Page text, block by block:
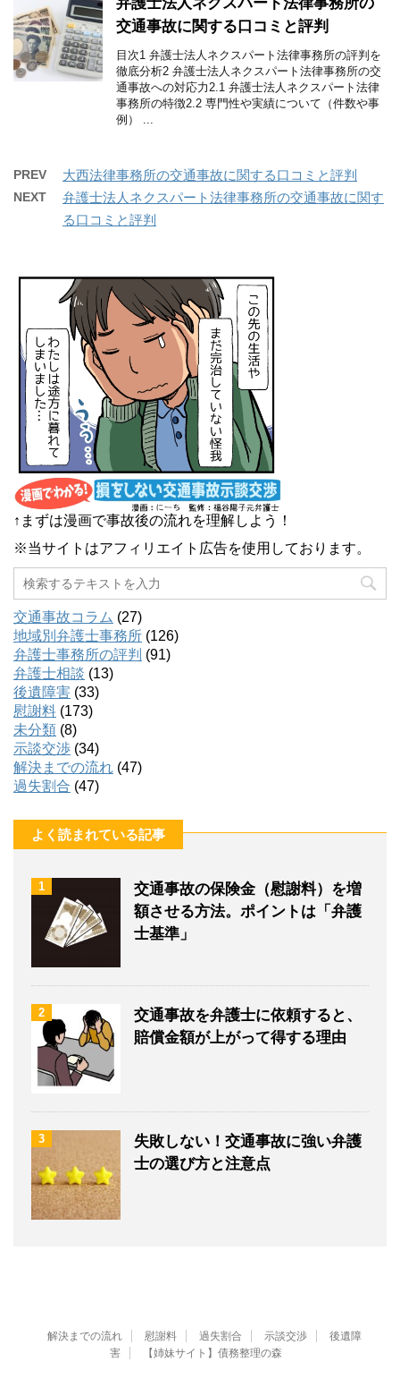
弁護士法人ネクスパート法律事務所の
交通事故に関する口コミと評判
目次1 弁護士法人ネクスパート法律事務所の評判を
徹底分析2 弁護士法人ネクスパート法律事務所の交
通事故への対応力2.1 弁護士法人ネクスパート法律
事務所の特徴2.2 専門性や実績について（件数や事
例） ...
PREV 大西法律事務所の交通事故に関する口コミと評判
NEXT
弁護士法人ネクスパート法律事務所の交通事故に関す
る口コミと評判
↑まずは漫画で事故後の流れを理解しよう！
※当サイトはアフィリエイト広告を使用しております。
交通事故コラム (27)
地域別弁護士事務所 (126)
弁護士事務所の評判 (91)
弁護士相談 (13)
後遺障害 (33)
慰謝料 (173)
未分類 (8)
示談交渉 (34)
解決までの流れ (47)
過失割合 (47)
よく読まれている記事
1
交通事故の保険金（慰謝料）を増
額させる方法。ポイントは「弁護
士基準」
2
交通事故を弁護士に依頼すると、
賠償金額が上がって得する理由
3
失敗しない！交通事故に強い弁護
士の選び方と注意点
解決までの流れ 慰謝料 過失割合 示談交渉
後遺障
害
【姉妹サイト】債務整理の森